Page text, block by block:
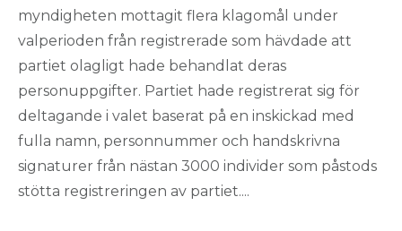
myndigheten mottagit flera klagomål under
valperioden från registrerade som hävdade att
partiet olagligt hade behandlat deras
personuppgifter. Partiet hade registrerat sig för
deltagande i valet baserat på en inskickad med
fulla namn, personnummer och handskrivna
signaturer från nästan 3000 individer som påstods
stötta registreringen av partiet....